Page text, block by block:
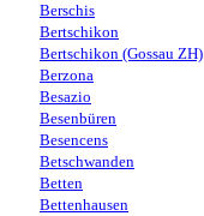
Berschis
Bertschikon
Bertschikon (Gossau ZH)
Berzona
Besazio
Besenbüren
Besencens
Betschwanden
Betten
Bettenhausen